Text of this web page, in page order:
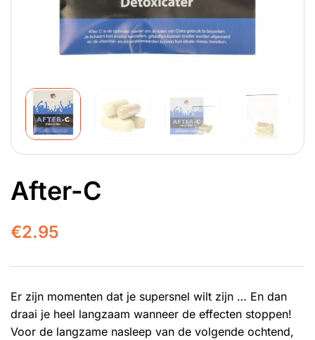
After-C
€2.95
Er zijn momenten dat je supersnel wilt zijn … En dan
draai je heel langzaam wanneer de effecten stoppen!
Voor de langzame nasleep van de volgende ochtend,